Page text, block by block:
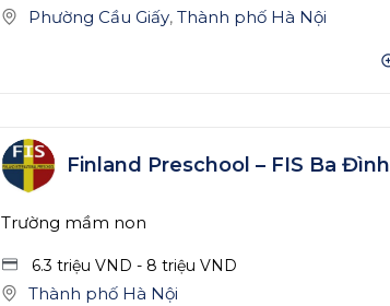
Phường Cầu Giấy, Thành phố Hà Nội
Finland Preschool – FIS Ba Đình
Trường mầm non
6.3 triệu VND - 8 triệu VND
Thành phố Hà Nội